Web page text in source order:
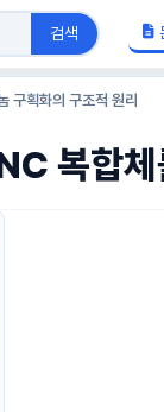
검색
구획화의 구조적 원리
복합